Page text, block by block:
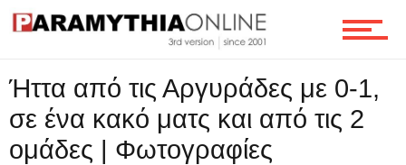
Ήττα από τις Αργυράδες με 0-1,
σε ένα κακό ματς και από τις 2
ομάδες | Φωτογραφίες